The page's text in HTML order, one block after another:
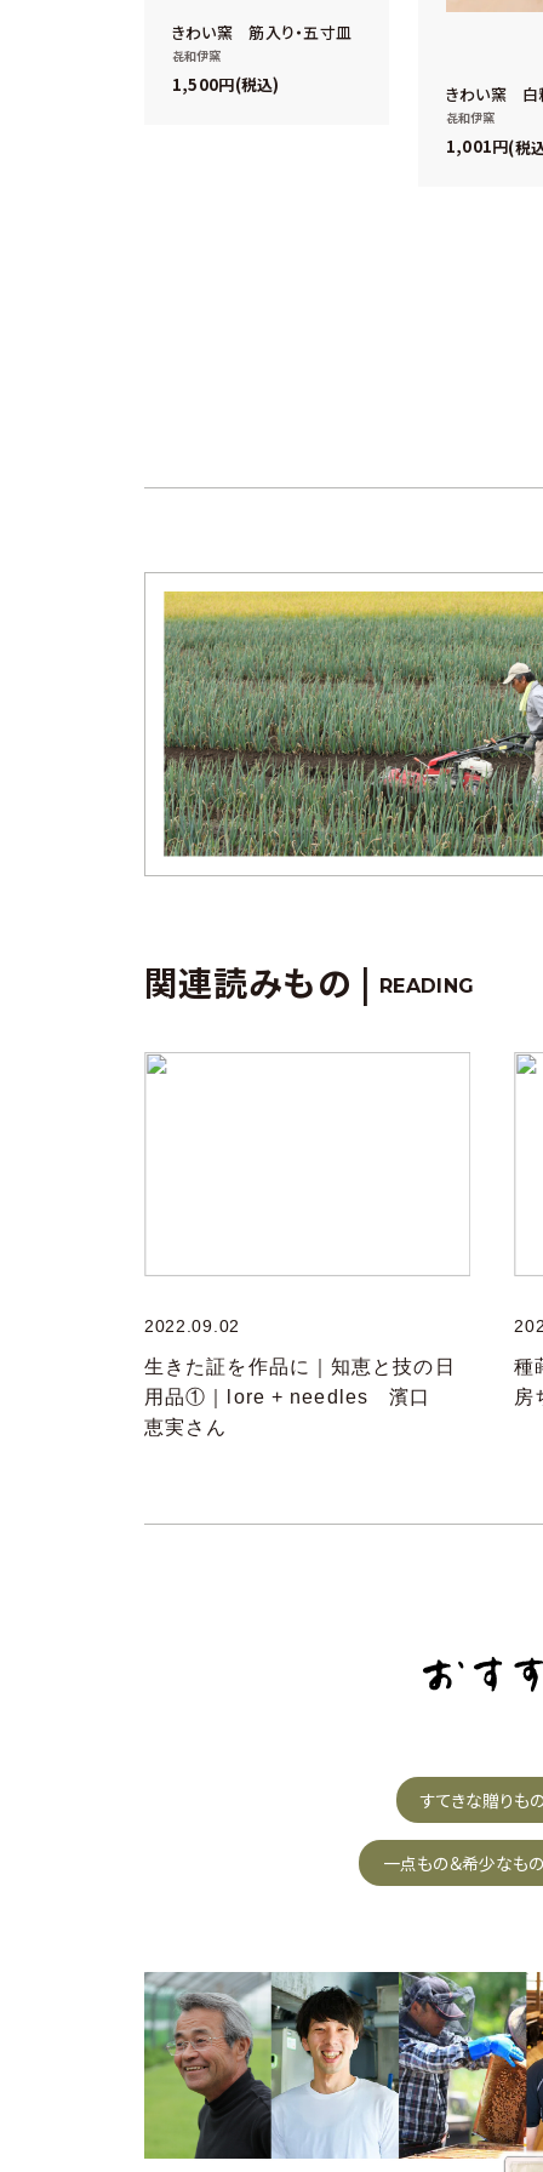
きわい窯 筋入り・五寸皿
㐂和伊窯
1,500 税込 きわい窯 白
㐂和伊窯
1,001 税
関連読みもの | READING
2022.09.02
生きた証を作品に｜知恵と技の日
用品①｜lore + needles 濱口
恵実さん
種
房
すてきな贈りも
一点もの＆希少なもの